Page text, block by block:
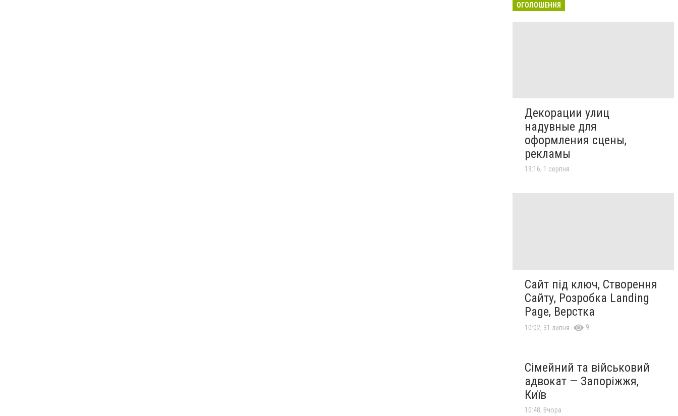
ОГОЛОШЕННЯ
Декорации улиц
надувные для
оформления сцены,
рекламы
19:16, 1 серпня
Сайт під ключ, Створення
Сайту, Розробка Landing
Page, Верстка
10:02, 31 липня 9
Сімейний та військовий
адвокат — Запоріжжя,
Київ
10:48, Вчора